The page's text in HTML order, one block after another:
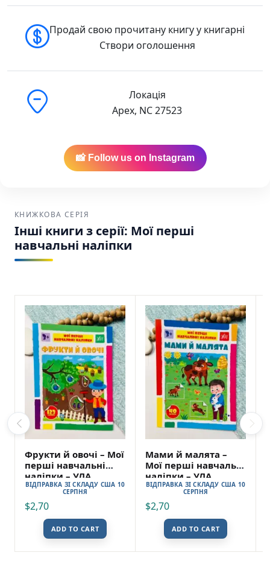
Продай свою прочитану книгу у книгарні
Створи оголошення
Локація
Apex, NC 27523
📸 Follow us on Instagram
КНИЖКОВА СЕРІЯ
Інші книги з серії: Мої перші
навчальні наліпки
Фрукти й овочі – Мої
перші навчальні
наліпки – УЛА
ВІДПРАВКА ЗІ СКЛАДУ США 10
СЕРПНЯ
$2,70
ADD TO CART
Мами й малята –
Мої перші навчальні
наліпки – УЛА
ВІДПРАВКА ЗІ СКЛАДУ США 10
СЕРПНЯ
$2,70
ADD TO CART